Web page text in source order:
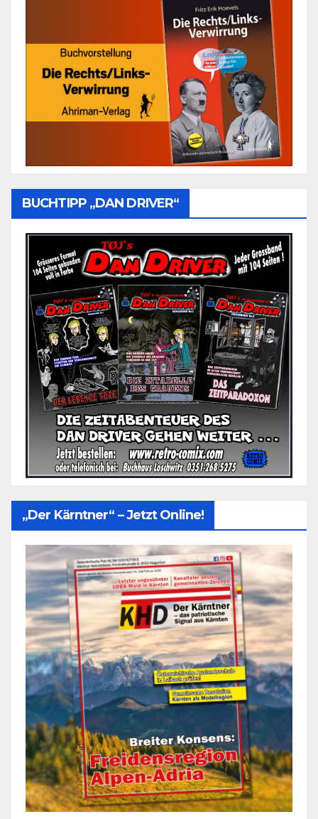
BUCHTIPP „DAN DRIVER“
„Der Kärntner“ – Jetzt Online!